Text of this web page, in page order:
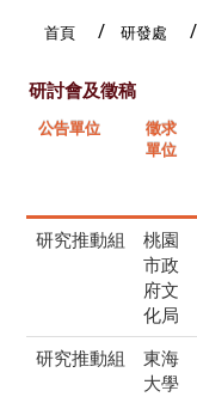
首頁 研發處
研討會及徵稿
公告單位
徵求
單位
研究推動組
桃園
市政
府文
化局
研究推動組
東海
大學